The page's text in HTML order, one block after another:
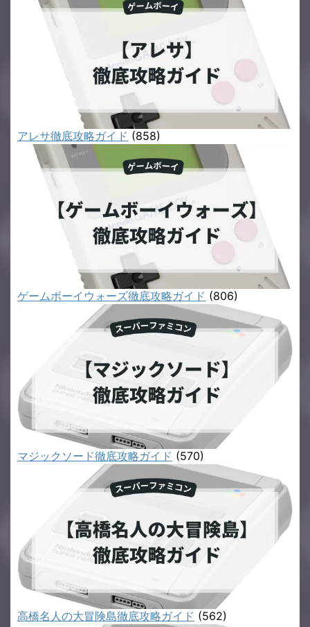
アレサ徹底攻略ガイド (858)
ゲームボーイウォーズ徹底攻略ガイド (806)
マジックソード徹底攻略ガイド (570)
高橋名人の大冒険島徹底攻略ガイド (562)